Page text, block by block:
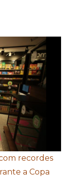
recordes
a Copa